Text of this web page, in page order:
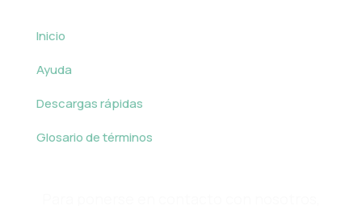
Inicio
Ayuda
Descargas rápidas
Glosario de términos